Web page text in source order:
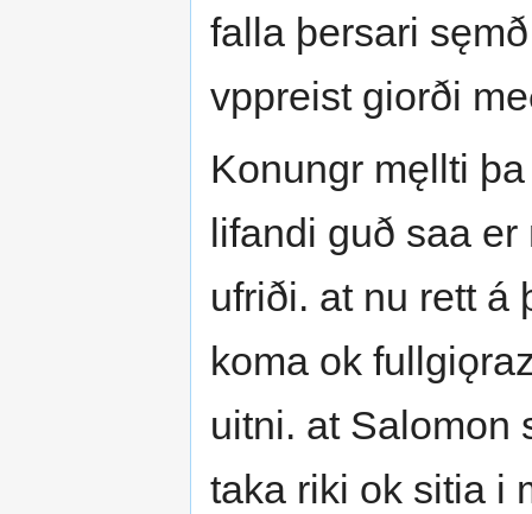
falla þersari
vppreist giorði
Konungr męllti
lifandi guð saa
ufriði. at nu rett á
koma ok
uitni. at Salomon
taka riki ok sitia i